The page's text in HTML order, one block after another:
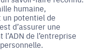
humaine,
potentiel de
d’assurer une
de l’entreprise